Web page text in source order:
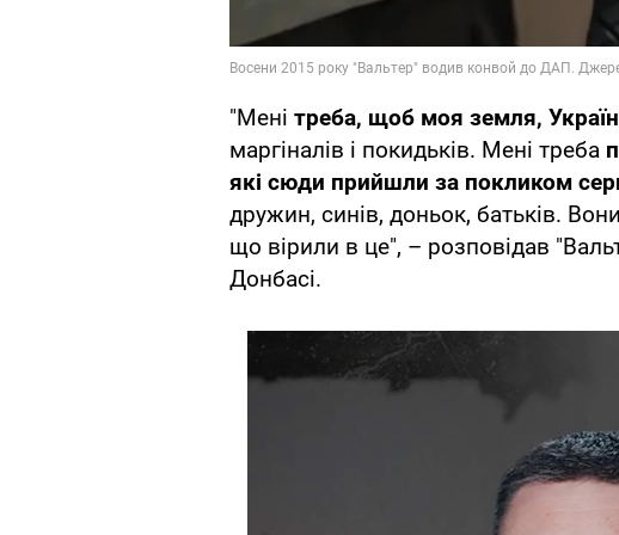
"Мені треба, щоб моя земля,
маргіналів і покидьків. Мені треба
які сюди прийшли за покликом
дружин, синів, доньок, батьків.
що вірили в це", – розповідав
Донбасі.